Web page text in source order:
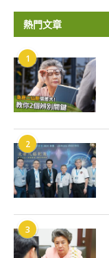
熱門文章
1
2
3